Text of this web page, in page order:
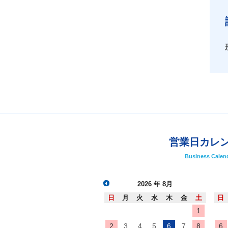
営業日カレ
Business
2026 年 8月
日
月 火 水 木 金 土
1
2
3 4 5 6 7 8
日
6